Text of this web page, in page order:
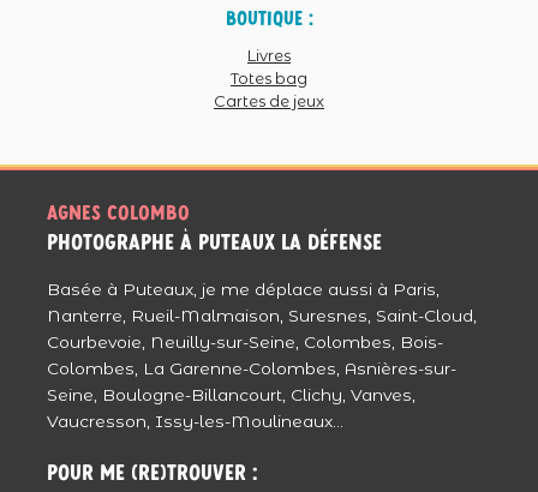
Je trouve cette séance la plus belle qui soit
Chapeau à la famille de Ghislaine , et merci
à Ghislaine pour cette joie dans la peine ,
puisse t’elle reposer en paix.
Méa
Reportage très émouvant, la démarche de
tellement humaine, ils ont bien fait. Grâce à
ça ils pourront tjs voir les derniers sourire de
leur mère, pleins d’amour et de vie.
Courage à eux. Répondre
Reportage rempli d’émotion … Les larmes
Boutique :
Livres
Totes bag
Cartes de jeux
Agnes colombo
photographe à puteaux La Défense
Basée à Puteaux, je me déplace aussi à Paris,
Nanterre, Rueil-Malmaison, Suresnes, Saint-Cloud,
Courbevoie, Neuilly-sur-Seine, Colombes, Bois-
Colombes, La Garenne-Colombes, Asnières-sur-
Seine, Boulogne-Billancourt, Clichy, Vanves,
Vaucresson, Issy-les-Moulineaux...
Pour me (re)trouver :